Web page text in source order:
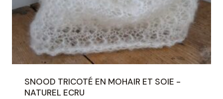
SNOOD TRICOTÉ EN MOHAIR ET SOIE -
NATUREL ECRU